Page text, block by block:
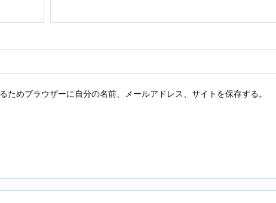
ためブラウザーに自分の名前、メールアドレス、サイトを保存する。